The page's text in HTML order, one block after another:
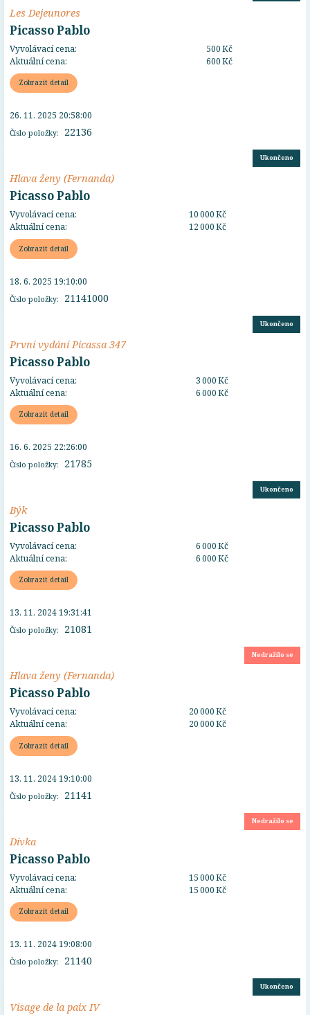
Les Dejeunores
Picasso Pablo
Vyvolávací cena:
500 Kč
Aktuální cena:
600 Kč
Zobrazit detail
Číslo položky: 22136
26. 11. 2025 20:58:00
Ukončeno
Hlava ženy (Fernanda)
Picasso Pablo
Vyvolávací cena:
10 000 Kč
Aktuální cena:
12 000 Kč
Zobrazit detail
Číslo položky: 21141000
18. 6. 2025 19:10:00
Ukončeno
První vydání Picassa 347
Picasso Pablo
Vyvolávací cena:
3 000 Kč
Aktuální cena:
6 000 Kč
Zobrazit detail
Číslo položky: 21785
16. 6. 2025 22:26:00
Ukončeno
Býk
Picasso Pablo
Vyvolávací cena:
6 000 Kč
Aktuální cena:
6 000 Kč
Zobrazit detail
Číslo položky: 21081
13. 11. 2024 19:31:41
Nedražilo se
Hlava ženy (Fernanda)
Picasso Pablo
Vyvolávací cena:
20 000 Kč
Aktuální cena:
20 000 Kč
Zobrazit detail
Číslo položky: 21141
13. 11. 2024 19:10:00
Nedražilo se
Dívka
Picasso Pablo
Vyvolávací cena:
15 000 Kč
Aktuální cena:
15 000 Kč
Zobrazit detail
Číslo položky: 21140
13. 11. 2024 19:08:00
Ukončeno
Visage de la paix IV